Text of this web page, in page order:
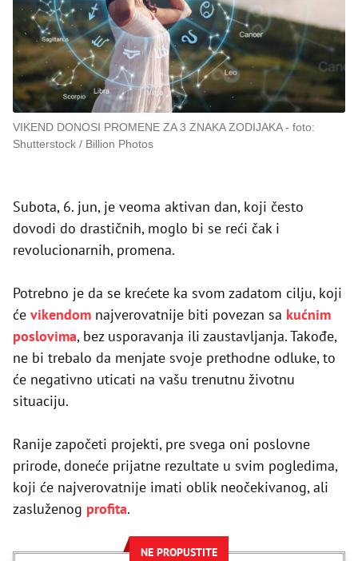
VIKEND DONOSI PROMENE ZA 3 ZNAKA ZODIJAKA
foto:
Shutterstock / Billion Photos
Subota, 6. jun, je veoma aktivan dan, koji često
dovodi do drastičnih, moglo bi se reći čak i
revolucionarnih, promena.
Potrebno je da se krećete ka svom zadatom cilju, koji
će vikendom najverovatnije biti povezan sa kućnim
poslovima, bez usporavanja ili zaustavljanja. Takođe,
ne bi trebalo da menjate svoje prethodne odluke, to
će negativno uticati na vašu trenutnu životnu
situaciju.
Ranije započeti projekti, pre svega oni poslovne
prirode, doneće prijatne rezultate u svim pogledima,
koji će najverovatnije imati oblik neočekivanog, ali
zasluženog profita.
NE PROPUSTITE